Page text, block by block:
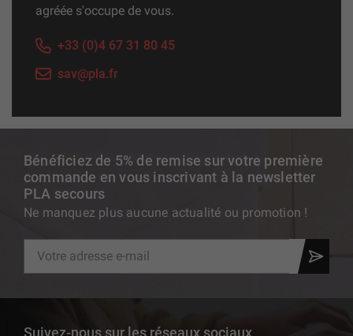
Bénéficiez de 5% de remise sur votre première
commande en vous inscrivant à la newsletter
PLA secours
Ne manquez plus aucune actualité ou promotion !
Suivez-nous sur les réseaux sociaux
agréée s'occupe de vous.
+33 (0)4 67 31 80 45
sav@pla.fr